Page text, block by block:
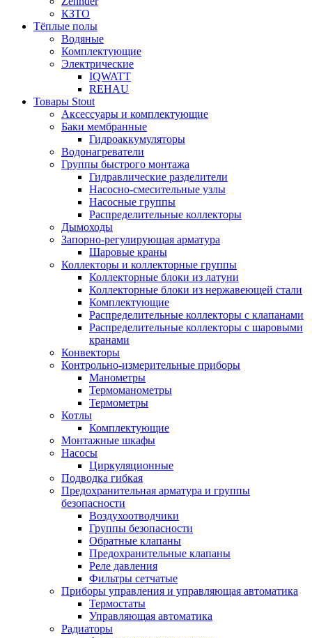
КЗТО
Тёплые полы
Водяные
Комплектующие
Электрические
IQWATT
REHAU
Товары Stout
Аксессуары и комплектующие
Баки мембранные
Гидроаккумуляторы
Водонагреватели
Группы быстрого монтажа
Гидравлические разделители
Насосно-смесительные узлы
Насосные группы
Распределительные коллекторы
Дымоходы
Запорно-регулирующая арматура
Шаровые краны
Коллекторы и коллекторные группы
Коллекторные блоки из латуни
Коллекторные блоки из нержавеющей стали
Комплектующие
Распределительные коллекторы с клапанами
Распределительные коллекторы с шаровыми
кранами
Конвекторы
Контрольно-измерительные приборы
Манометры
Термоманометры
Термометры
Котлы
Комплектующие
Монтажные шкафы
Насосы
Циркуляционные
Подводка гибкая
Предохранительная арматура и группы
безопасности
Воздухоотводчики
Группы безопасности
Обратные клапаны
Предохранительные клапаны
Реле давления
Фильтры сетчатые
Приборы управления и управляющая автоматика
Термостаты
Управляющая автоматика
Радиаторы